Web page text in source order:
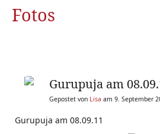
Fotos
Gurupuja am
Gepostet von Lisa am 9. September
Gurupuja am 08.09.11